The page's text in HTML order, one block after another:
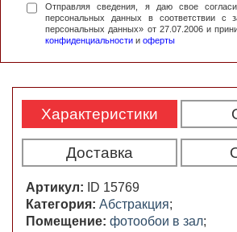
Отправляя сведения, я даю свое
персональных данных в соответствии
персональных данных» от 27.07.2006 и
конфиденциальности и оферты
Характеристики
Доставка
Артикул:
ID 15769
Категория: Абстракция;
Помещение: фотообои в зал;